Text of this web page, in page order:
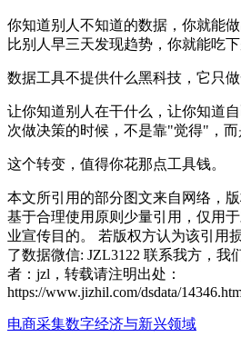
你知道别人不知道的数据，你就能
比别人早三天发现趋势，你就能吃
数据工具不提供什么黑科技，它只
让你知道别人在干什么，让你知道
次做决策的时候，不是靠"觉得"，而
这个转变，值得你花那点工具钱。
本文所引用的部分图文来自网络，
基于合理使用原则少量引用，仅用
业宣传目的。 若版权方认为该引用
了数据微信: JZL3122 联系我方，我
者：jzl，转载请注明出处：
https://www.jizhil.com/dsdata/
电商采集数字经济与新兴领域